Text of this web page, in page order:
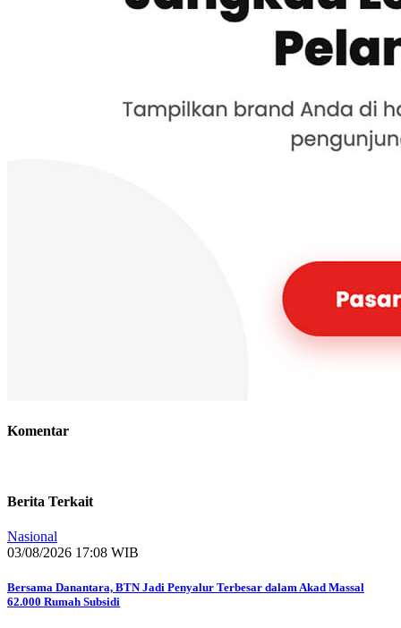
Komentar
Berita Terkait
Nasional
03/08/2026 17:08 WIB
Bersama Danantara, BTN Jadi Penyalur Terbesar dalam Akad Massal
62.000 Rumah Subsidi